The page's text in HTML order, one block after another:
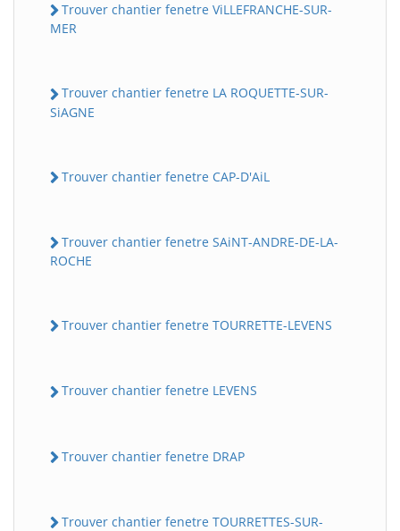
Trouver chantier fenetre ViLLEFRANCHE-SUR-
MER
Trouver chantier fenetre LA ROQUETTE-SUR-
SiAGNE
Trouver chantier fenetre CAP-D'AiL
Trouver chantier fenetre SAiNT-ANDRE-DE-LA-
ROCHE
Trouver chantier fenetre TOURRETTE-LEVENS
Trouver chantier fenetre LEVENS
Trouver chantier fenetre DRAP
Trouver chantier fenetre TOURRETTES-SUR-